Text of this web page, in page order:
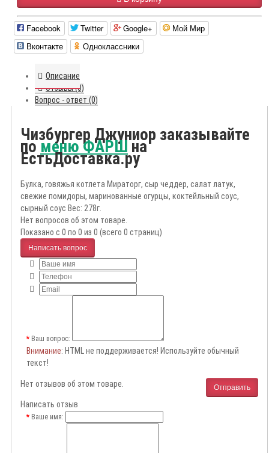
Facebook Twitter Google+
Мой Мир
Вконтакте
Одноклассники
Описание
Отзывы (0)
Вопрос - ответ (0)
Чизбургер Джуниор заказывайте
поменю ФАРШна
ЕстьДоставка.ру
Булка, говяжья котлета Мираторг, сыр чеддер, салат латук,
свежие помидоры, маринованные огурцы, коктейльный соус,
сырный соус Вес: 278г.
Нет вопросов об этом товаре.
Показано с 0 по 0 из 0 (всего 0 страниц)
Написать вопрос
Ваш вопрос:
Внимание: HTML не поддерживается! Используйте обычный
текст!
Отправить
Нет отзывов об этом товаре.
Написать отзыв
Ваше имя: